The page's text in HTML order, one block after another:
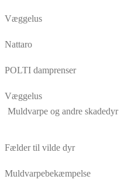
Væggelus
Nattaro
POLTI damprenser
Væggelus
Muldvarpe og andre skadedyr
Fælder til vilde dyr
Muldvarpebekæmpelse